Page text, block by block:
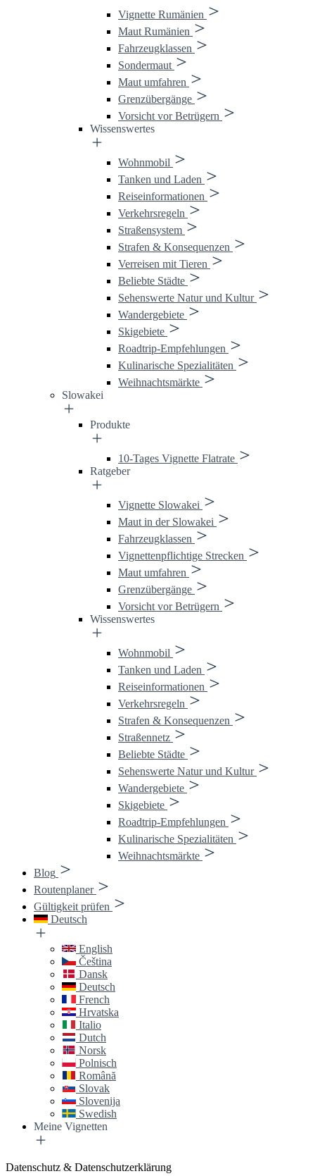
Vignette Rumänien
Maut Rumänien
Fahrzeugklassen
Sondermaut
Maut umfahren
Grenzübergänge
Vorsicht vor Betrügern
Wissenswertes
Wohnmobil
Tanken und Laden
Reiseinformationen
Verkehrsregeln
Straßensystem
Strafen & Konsequenzen
Verreisen mit Tieren
Beliebte Städte
Sehenswerte Natur und Kultur
Wandergebiete
Skigebiete
Roadtrip-Empfehlungen
Kulinarische Spezialitäten
Weihnachtsmärkte
Slowakei
Produkte
10-Tages Vignette Flatrate
Ratgeber
Vignette Slowakei
Maut in der Slowakei
Fahrzeugklassen
Vignettenpflichtige Strecken
Maut umfahren
Grenzübergänge
Vorsicht vor Betrügern
Wissenswertes
Wohnmobil
Tanken und Laden
Reiseinformationen
Verkehrsregeln
Strafen & Konsequenzen
Straßennetz
Beliebte Städte
Sehenswerte Natur und Kultur
Wandergebiete
Skigebiete
Roadtrip-Empfehlungen
Kulinarische Spezialitäten
Weihnachtsmärkte
Blog
Routenplaner
Gültigkeit prüfen
Deutsch
English
Čeština
Dansk
Deutsch
French
Hrvatska
Italio
Dutch
Norsk
Polnisch
Română
Slovak
Slovenija
Swedish
Meine Vignetten
Datenschutz & Datenschutzerklärung